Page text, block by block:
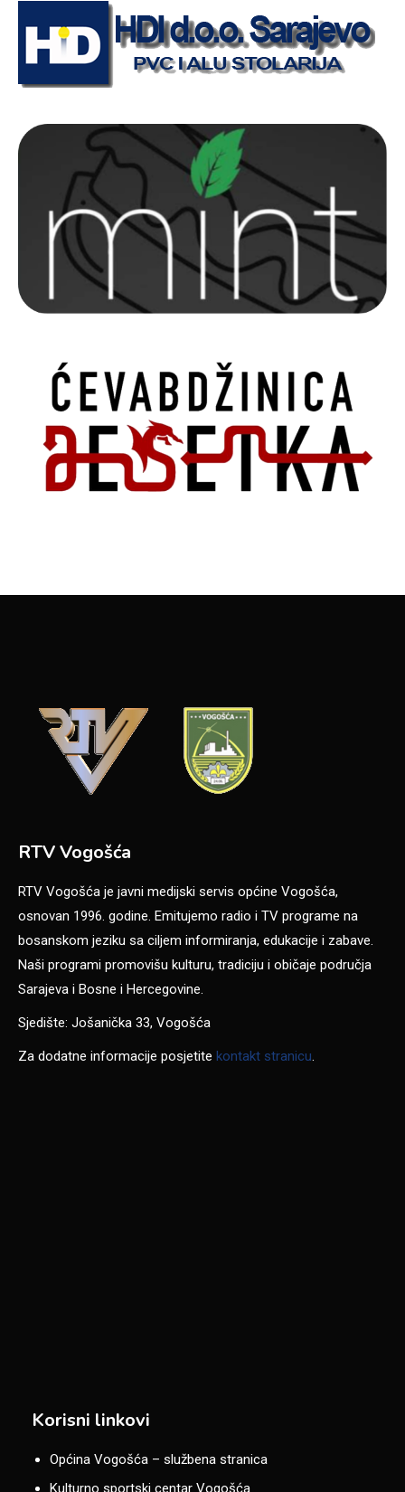
RTV Vogošća
RTV Vogošća je javni medijski servis općine Vogošća,
osnovan 1996. godine. Emitujemo radio i TV programe na
bosanskom jeziku sa ciljem informiranja, edukacije i zabave.
Naši programi promovišu kulturu, tradiciju i običaje područja
Sarajeva i Bosne i Hercegovine.
Sjedište: Jošanička 33, Vogošća
Za dodatne informacije posjetite kontakt stranicu.
Korisni linkovi
Općina Vogošća – službena stranica
Kulturno sportski centar Vogošća